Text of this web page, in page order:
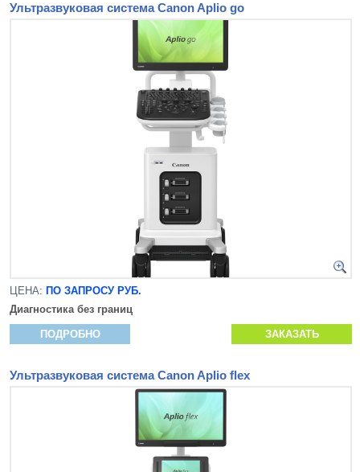
Ультразвуковая система Canon Aplio go
ЦЕНА: ПО ЗАПРОСУ РУБ.
Диагностика без границ
ПОДРОБНО ЗАКАЗАТЬ
Ультразвуковая система Canon Aplio flex